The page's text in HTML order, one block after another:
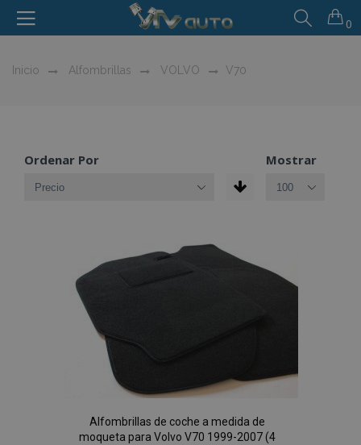
0
Inicio Alfombrillas VOLVO V70
Ordenar Por Mostrar
Alfombrillas de coche a medida de
moqueta para Volvo V70 1999-2007 (4